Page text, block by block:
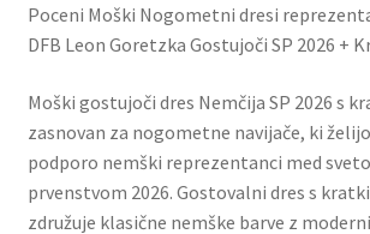
Poceni Moški Nogometni dresi
DFB Leon Goretzka Gostujoči SP 2026 +
Moški gostujoči dres Nemčija SP 2026 s
zasnovan za nogometne navijače, ki
podporo nemški reprezentanci med
prvenstvom 2026. Gostovalni dres s
združuje klasične nemške barve z